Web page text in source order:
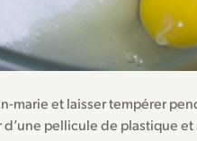
marie et laisser tempérer
d’une pellicule de plastique